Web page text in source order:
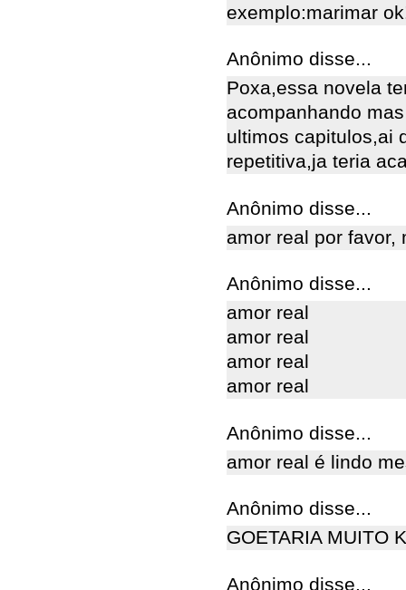
exemplo:marimar
Anônimo disse...
Poxa,essa novela
acompanhando
ultimos capitulos,ai
repetitiva,ja teria
Anônimo disse...
amor real por favor,
Anônimo disse...
amor real
amor real
amor real
amor real
Anônimo disse...
amor real é lindo
Anônimo disse...
GOETARIA MUITO
Anônimo disse...